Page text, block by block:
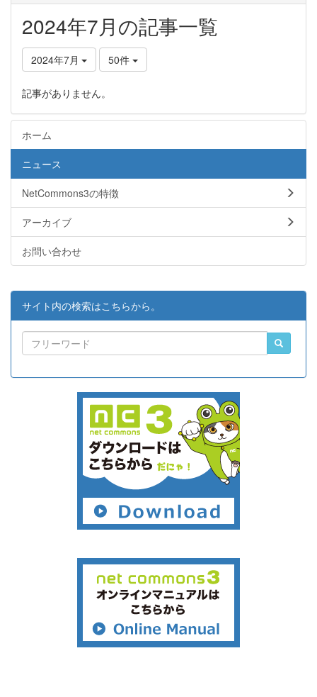
2024年7月の記事一覧
2024年7月 50件
記事がありません。
ホーム
ニュース
NetCommons3の特徴
アーカイブ
お問い合わせ
サイト内の検索はこちらから。